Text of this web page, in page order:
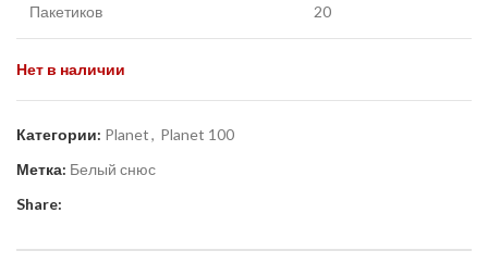
Пакетиков 20
Нет в наличии
Категории: Planet, Planet 100
Метка: Белый снюс
Share: